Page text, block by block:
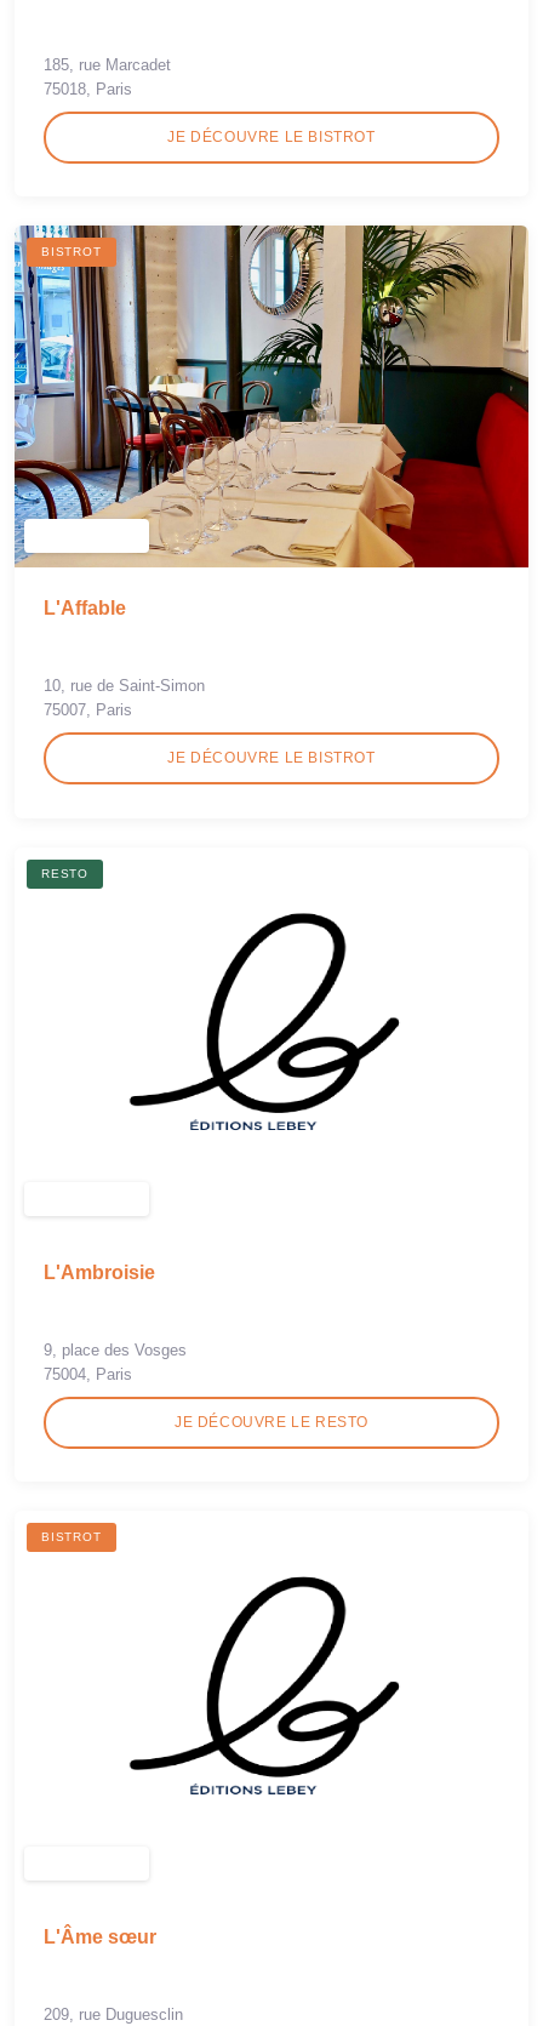
185, rue Marcadet
75018, Paris
JE DÉCOUVRE LE BISTROT
BISTROT
L'Affable
10, rue de Saint-Simon
75007, Paris
JE DÉCOUVRE LE BISTROT
RESTO
L'Ambroisie
9, place des Vosges
75004, Paris
JE DÉCOUVRE LE RESTO
BISTROT
L'Âme sœur
209, rue Duguesclin